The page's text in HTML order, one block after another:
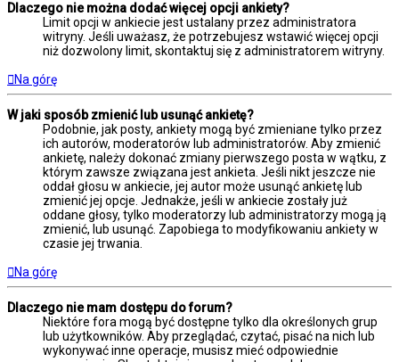
Dlaczego nie można dodać więcej opcji ankiety?
Limit opcji w ankiecie jest ustalany przez administratora
witryny. Jeśli uważasz, że potrzebujesz wstawić więcej opcji
niż dozwolony limit, skontaktuj się z administratorem witryny.
Na górę
W jaki sposób zmienić lub usunąć ankietę?
Podobnie, jak posty, ankiety mogą być zmieniane tylko przez
ich autorów, moderatorów lub administratorów. Aby zmienić
ankietę, należy dokonać zmiany pierwszego posta w wątku, z
którym zawsze związana jest ankieta. Jeśli nikt jeszcze nie
oddał głosu w ankiecie, jej autor może usunąć ankietę lub
zmienić jej opcje. Jednakże, jeśli w ankiecie zostały już
oddane głosy, tylko moderatorzy lub administratorzy mogą ją
zmienić, lub usunąć. Zapobiega to modyfikowaniu ankiety w
czasie jej trwania.
Na górę
Dlaczego nie mam dostępu do forum?
Niektóre fora mogą być dostępne tylko dla określonych grup
lub użytkowników. Aby przeglądać, czytać, pisać na nich lub
wykonywać inne operacje, musisz mieć odpowiednie